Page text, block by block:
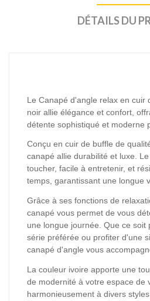
DÉTAILS DU
Le Canapé d'angle relax en cuir
noir allie élégance et confort,
détente sophistiqué et moderne
Conçu en cuir de buffle de
canapé allie durabilité et luxe.
toucher, facile à entretenir, et
temps, garantissant une longue
Grâce à ses fonctions de
canapé vous permet de vous
une longue journée. Que ce soit
série préférée ou profiter d'une
canapé d'angle vous
La couleur ivoire apporte une
de modernité à votre espace de
harmonieusement à divers